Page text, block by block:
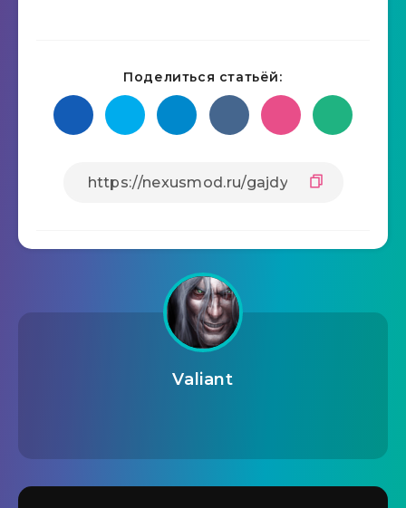
Поделиться статьёй:
Valiant